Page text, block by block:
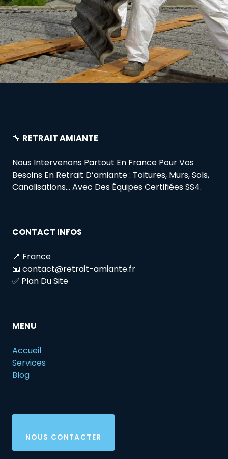
🔧 RETRAIT AMIANTE
Nous Intervenons Partout En France Pour Vos
Besoins En Retrait D’amiante : Toitures, Murs, Sols,
Canalisations… Avec Des Équipes Certifiées SS4.
CONTACT INFOS
📍 France
📧 contact@retrait-amiante.fr
✅ Plan Du Site
MENU
Accueil
Services
Blog
NOUS CONTACTER